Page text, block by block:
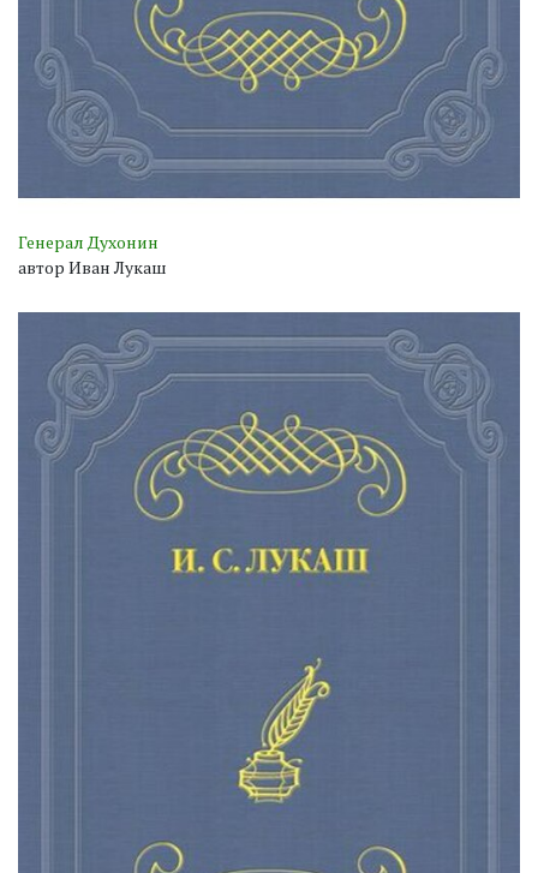
Генерал Духонин
автор Иван Лукаш